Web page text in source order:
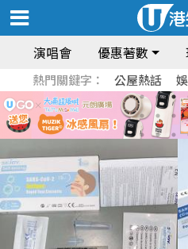
演唱會 優惠著數
熱門關鍵字： 公屋熱話